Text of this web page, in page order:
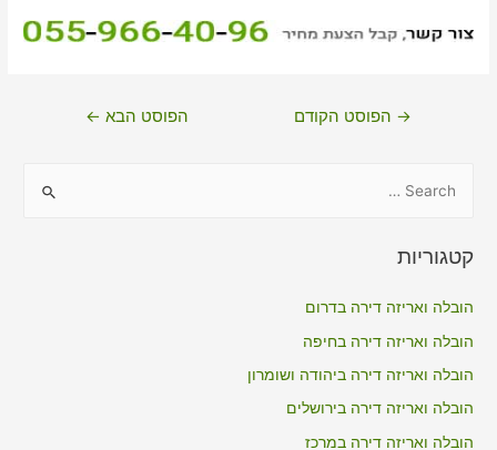
ניווט→ הפוסט הקודם הפוסט הבא ←
r
o
r
:
קטגוריות
הובלה ואריזה דירה בדרום
הובלה ואריזה דירה בחיפה
הובלה ואריזה דירה ביהודה ושומרון
הובלה ואריזה דירה בירושלים
הובלה ואריזה דירה במרכז